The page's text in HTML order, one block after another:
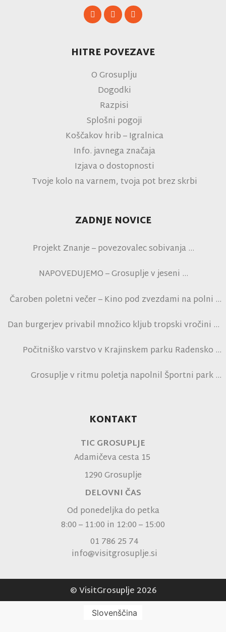
HITRE POVEZAVE
O Grosuplju
Dogodki
Razpisi
Splošni pogoji
Koščakov hrib – Igralnica
Info. javnega značaja
Izjava o dostopnosti
Tvoje kolo na varnem, tvoja pot brez skrbi
ZADNJE NOVICE
Projekt Znanje – povezovalec sobivanja
NAPOVEDUJEMO – Grosuplje v jeseni
Čaroben poletni večer – Kino pod zvezdami na polni
Dan burgerjev privabil množico kljub tropski vročini
Počitniško varstvo v Krajinskem parku Radensko
Grosuplje v ritmu poletja napolnil Športni park
KONTAKT
TIC GROSUPLJE
Adamičeva cesta 15
1290 Grosuplje
DELOVNI ČAS
Od ponedeljka do petka
8:00 – 11:00 in 12:00 – 15:00
01 786 25 74
info@visitgrosuplje.si
© VisitGrosuplje 2026
Slovenščina